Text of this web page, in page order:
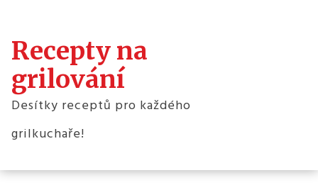
content
Recepty na
grilování
Desítky receptů pro každého
grilkuchaře!